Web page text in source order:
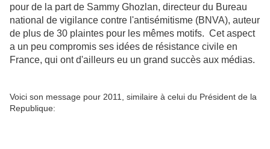
pour de la part de Sammy Ghozlan, directeur du Bureau
national de vigilance contre l'antisémitisme (BNVA), auteur
de plus de 30 plaintes pour les mêmes motifs. Cet aspect
a un peu compromis ses idées de résistance civile en
France, qui ont d'ailleurs eu un grand succès aux médias.
Voici son message pour 2011, similaire à celui du Président de la
Republique: